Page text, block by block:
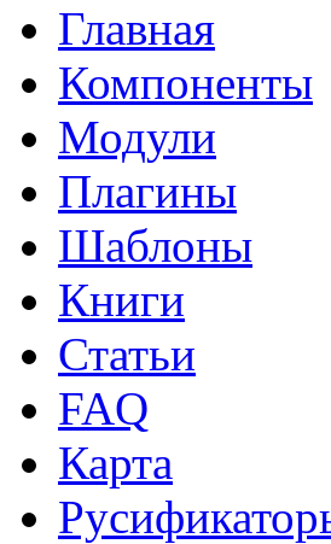
Главная
Компоненты
Модули
Плагины
Шаблоны
Книги
Статьи
FAQ
Карта